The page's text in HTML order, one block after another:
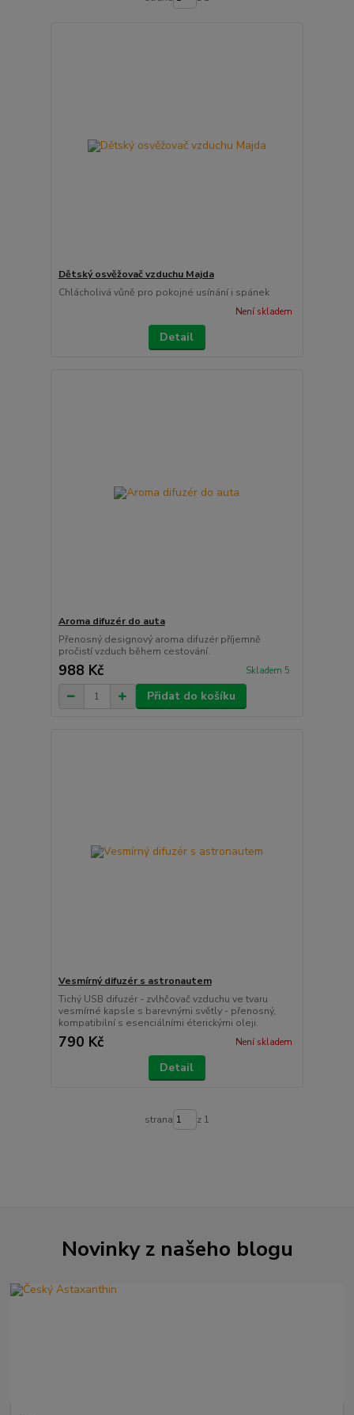
Dětský osvěžovač vzduchu Majda
Chlácholivá vůně pro pokojné usínání i spánek
Není skladem
Detail
Aroma difuzér do auta
Přenosný designový aroma difuzér příjemně
pročistí vzduch během cestování.
988 Kč Skladem 5
Přidat do košíku
Vesmírný difuzér s astronautem
Tichý USB difuzér - zvlhčovač vzduchu ve tvaru
vesmírné kapsle s barevnými světly - přenosný,
kompatibilní s esenciálními éterickými oleji.
790 Kč Není skladem
Detail
strana z 1
Novinky z našeho blogu